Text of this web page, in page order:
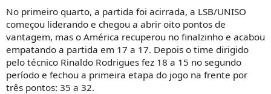
No primeiro quarto, a partida foi acirrada, a LSB/UNISO
começou liderando e chegou a abrir oito pontos de
vantagem, mas o América recuperou no finalzinho e acabou
empatando a partida em 17 a 17. Depois o time dirigido
pelo técnico Rinaldo Rodrigues fez 18 a 15 no segundo
período e fechou a primeira etapa do jogo na frente por
três pontos: 35 a 32.